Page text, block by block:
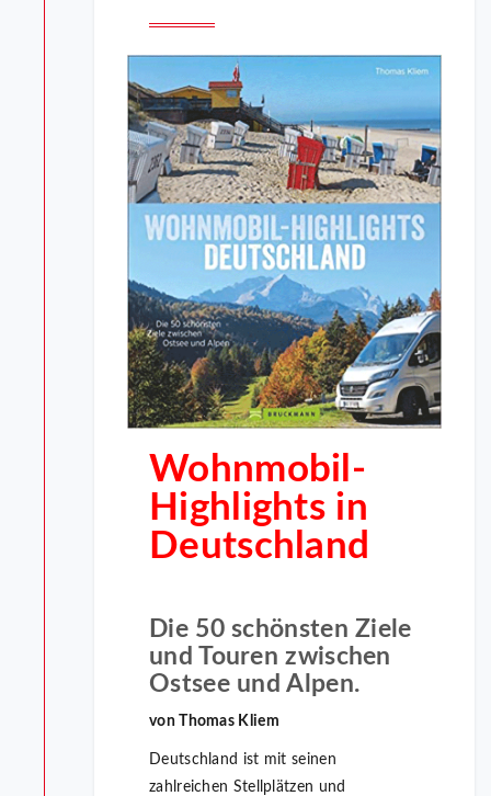
Wohnmobil-
Highlights in
Deutschland
Die 50 schönsten Ziele
und Touren zwischen
Ostsee und Alpen.
von Thomas Kliem
Deutschland ist mit seinen
zahlreichen Stellplätzen und